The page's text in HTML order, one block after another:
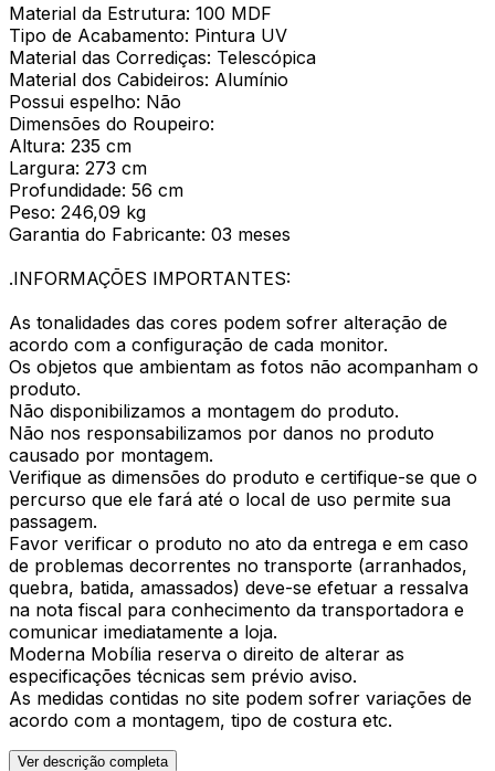
Material da Estrutura: 100 MDF
Tipo de Acabamento: Pintura UV
Material das Corrediças: Telescópica
Material dos Cabideiros: Alumínio
Possui espelho: Não
Dimensões do Roupeiro:
Altura: 235 cm
Largura: 273 cm
Profundidade: 56 cm
Peso: 246,09 kg
Garantia do Fabricante: 03 meses
.INFORMAÇÕES IMPORTANTES:
As tonalidades das cores podem sofrer alteração de
acordo com a configuração de cada monitor.
Os objetos que ambientam as fotos não acompanham o
produto.
Não disponibilizamos a montagem do produto.
Não nos responsabilizamos por danos no produto
causado por montagem.
Verifique as dimensões do produto e certifique-se que o
percurso que ele fará até o local de uso permite sua
passagem.
Favor verificar o produto no ato da entrega e em caso
de problemas decorrentes no transporte (arranhados,
quebra, batida, amassados) deve-se efetuar a ressalva
na nota fiscal para conhecimento da transportadora e
comunicar imediatamente a loja.
Moderna Mobília reserva o direito de alterar as
especificações técnicas sem prévio aviso.
As medidas contidas no site podem sofrer variações de
acordo com a montagem, tipo de costura etc.
Ver descrição completa